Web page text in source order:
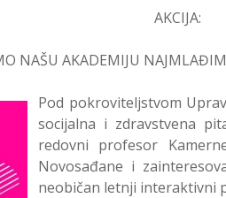
AKCIJA:
NAŠU AKADEMIJU
Pod pokroviteljstvom
socijalna i zdravstvena
redovni profesor
Novosađane i
neobičan letnji interaktivni